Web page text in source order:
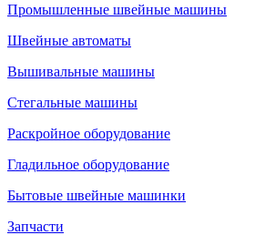
Промышленные швейные машины
Швейные автоматы
Вышивальные машины
Стегальные машины
Раскройное оборудование
Гладильное оборудование
Бытовые швейные машинки
Запчасти